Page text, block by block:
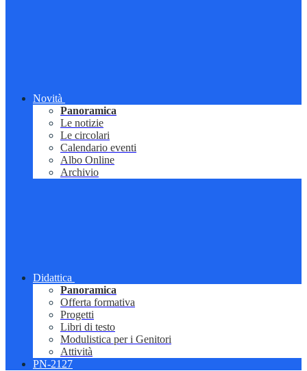
Novità
Panoramica
Le notizie
Le circolari
Calendario eventi
Albo Online
Archivio
Didattica
Panoramica
Offerta formativa
Progetti
Libri di testo
Modulistica per i Genitori
Attività
PN-2127